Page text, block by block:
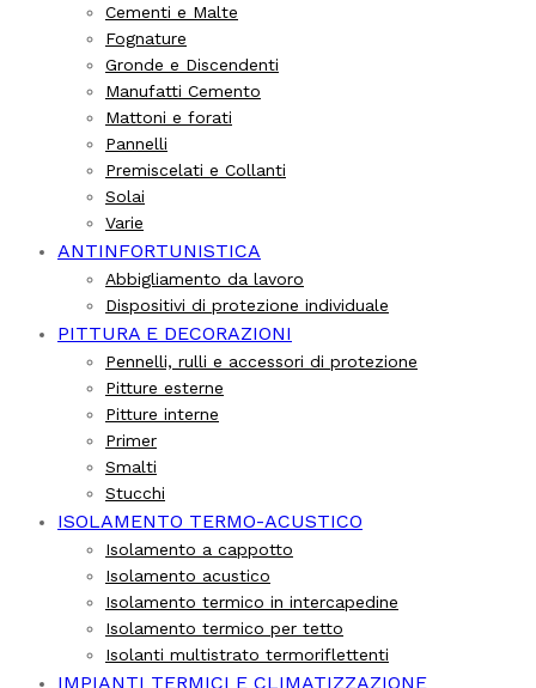
Cementi e Malte
Fognature
Gronde e Discendenti
Manufatti Cemento
Mattoni e forati
Pannelli
Premiscelati e Collanti
Solai
Varie
ANTINFORTUNISTICA
Abbigliamento da lavoro
Dispositivi di protezione individuale
PITTURA E DECORAZIONI
Pennelli, rulli e accessori di protezione
Pitture esterne
Pitture interne
Primer
Smalti
Stucchi
ISOLAMENTO TERMO-ACUSTICO
Isolamento a cappotto
Isolamento acustico
Isolamento termico in intercapedine
Isolamento termico per tetto
Isolanti multistrato termoriflettenti
IMPIANTI TERMICI E CLIMATIZZAZIONE